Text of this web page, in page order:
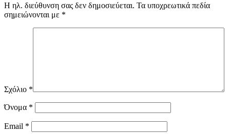
Η ηλ. διεύθυνση σας δεν δημοσιεύεται. Τα υποχρεωτικά πεδία
σημειώνονται με *
Σχόλιο *
Όνομα *
Email *